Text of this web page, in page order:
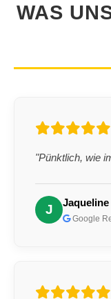
WAS
"Pünktlich, wie
J Jaqueline
Google